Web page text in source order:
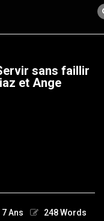
sans faillir
et Ange
7 Ans
248 Words